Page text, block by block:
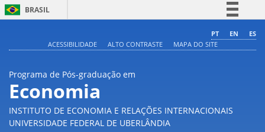
BRASIL
Comunica BR
PT EN
ES
ACESSIBILIDADE
ALTO CONTRASTE MAPA DO SITE
Programa de Pós-graduação em
Economia
INSTITUTO DE ECONOMIA E RELAÇÕES INTERNACIONAIS
UNIVERSIDADE FEDERAL DE UBERLÂNDIA